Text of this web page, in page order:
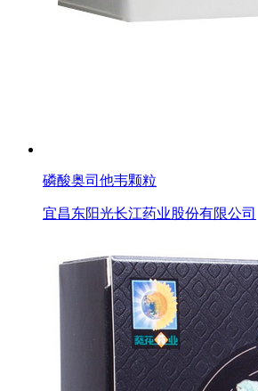
磷酸奥司他韦颗粒
宜昌东阳光长江药业股份有限公司